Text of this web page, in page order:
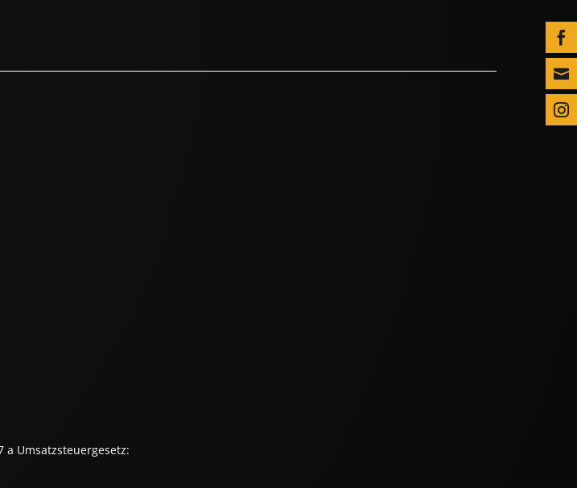



Umsatzsteuergesetz: